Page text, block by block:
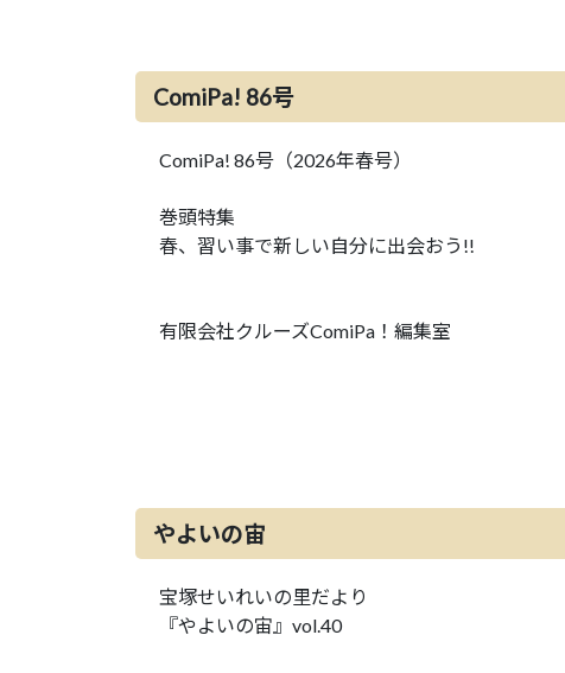
ComiPa! 86号
ComiPa! 86号（2026年春号）
巻頭特集
春、習い事で新しい自分に出会おう!!
有限会社クルーズComiPa！編集室
やよいの宙
宝塚せいれいの里だより
『やよいの宙』vol.40